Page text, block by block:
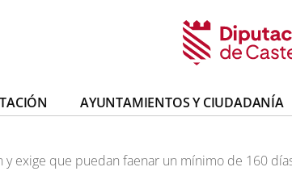
AYUNTAMIENTOS Y CIUDADANÍA
exige que puedan faenar un mínimo de 160